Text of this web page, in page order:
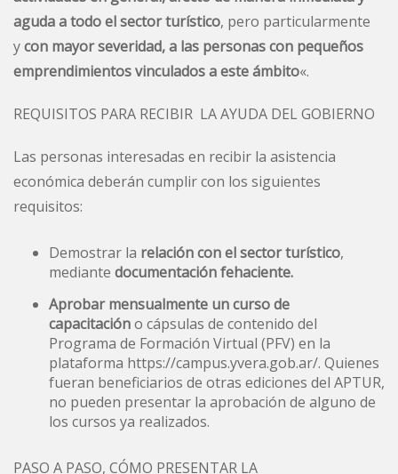
aguda a todo el sector turístico, pero particularmente
ycon mayor severidad, a las personas con pequeños
emprendimientos vinculados a este ámbito«.
REQUISITOS PARA RECIBIR LA AYUDA DEL GOBIERNO
Las personas interesadas en recibir la asistencia
económica deberán cumplir con los siguientes
requisitos:
Demostrar la relación con el sector turístico,
mediante documentación fehaciente.
Aprobar mensualmente un curso de
capacitacióno cápsulas de contenido del
Programa de Formación Virtual (PFV) en la
plataforma https://campus.yvera.gob.ar/. Quienes
fueran beneficiarios de otras ediciones del APTUR,
no pueden presentar la aprobación de alguno de
los cursos ya realizados.
PASO A PASO, CÓMO PRESENTAR LA